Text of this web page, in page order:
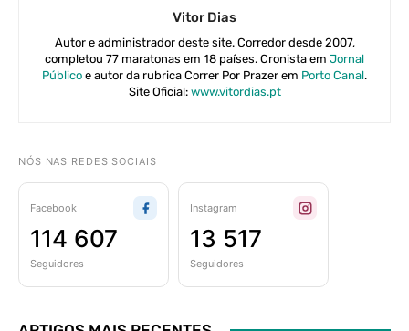
Vitor Dias
Autor e administrador deste site. Corredor desde 2007,
completou 77 maratonas em 18 países. Cronista em Jornal
Público e autor da rubrica Correr Por Prazer em Porto Canal.
Site Oficial: www.vitordias.pt
NÓS NAS REDES SOCIAIS
Facebook
114 607
Seguidores
Instagram
13 517
Seguidores